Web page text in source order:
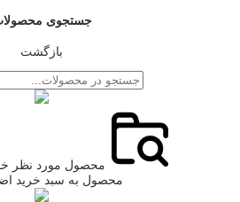
جستجوی
بازگشت
محصول مورد نظر
محصول به سبد خرید